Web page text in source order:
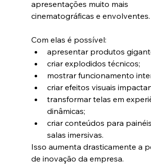
apresentações muito mais
cinematográficas e envolventes.
Com elas é possível:
apresentar produtos
criar explodidos técnicos;
mostrar funcionamento
criar efeitos visuais
transformar telas em
dinâmicas;
criar conteúdos para
salas imersivas.
Isso aumenta drasticamente a
de inovação da empresa.